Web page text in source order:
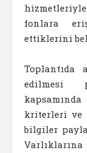
fonlara
ettiklerini
Toplantıda
edilmesi
kriterleri ve
bilgiler
Varlıklarına